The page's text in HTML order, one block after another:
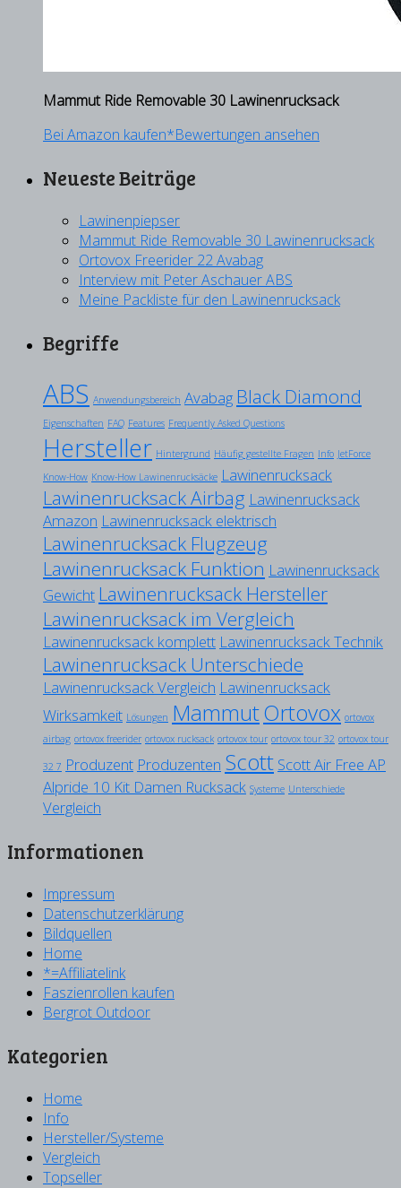
Mammut Ride Removable 30 Lawinenrucksack
Bei Amazon kaufen*Bewertungen ansehen
Neueste Beiträge
Lawinenpiepser
Mammut Ride Removable 30 Lawinenrucksack
Ortovox Freerider 22 Avabag
Interview mit Peter Aschauer ABS
Meine Packliste für den Lawinenrucksack
Begriffe
ABS Anwendungsbereich Avabag Black Diamond
Eigenschaften FAQ Features Frequently Asked Questions
Hersteller Hintergrund Häufig gestellte Fragen Info JetForce
Know-How Know-How Lawinenrucksäcke Lawinenrucksack
Lawinenrucksack Airbag Lawinenrucksack
Amazon Lawinenrucksack elektrisch
Lawinenrucksack Flugzeug
Lawinenrucksack Funktion Lawinenrucksack
Gewicht Lawinenrucksack Hersteller
Lawinenrucksack im Vergleich
Lawinenrucksack komplett Lawinenrucksack Technik
Lawinenrucksack Unterschiede
Lawinenrucksack Vergleich Lawinenrucksack
Wirksamkeit Lösungen MammutOrtovox ortovox
airbag ortovox freerider ortovox rucksack ortovox tour ortovox tour 32 ortovox tour
32 7 Produzent Produzenten Scott Scott Air Free AP
Alpride 10 Kit Damen Rucksack Systeme Unterschiede
Vergleich
Informationen
Impressum
Datenschutzerklärung
Bildquellen
Home
*=Affiliatelink
Faszienrollen kaufen
Bergrot Outdoor
Kategorien
Home
Info
Hersteller/Systeme
Vergleich
Topseller